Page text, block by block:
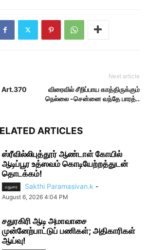
Art.370
Next article
விரைவில் சீறிப்பாய காத்திருக்கும்
நெல்லை -சென்னை வந்தே பாரத்..
ARTICLES
ஸ்ரீவில்லிபுத்தூர் ஆண்டாள் கோயில்
ஆடிப்பூர உத்ஸவம் கொடியேற்றத்துடன்
தொடக்கம்!
மதுரை Sakthi Paramasivan.k -
August 6, 2026 4:04 PM
சதுரகிரி ஆடி அமாவாசை
முன்னேற்பாட்டுப் பணிகள்; அதிகாரிகள்
ஆய்வு!